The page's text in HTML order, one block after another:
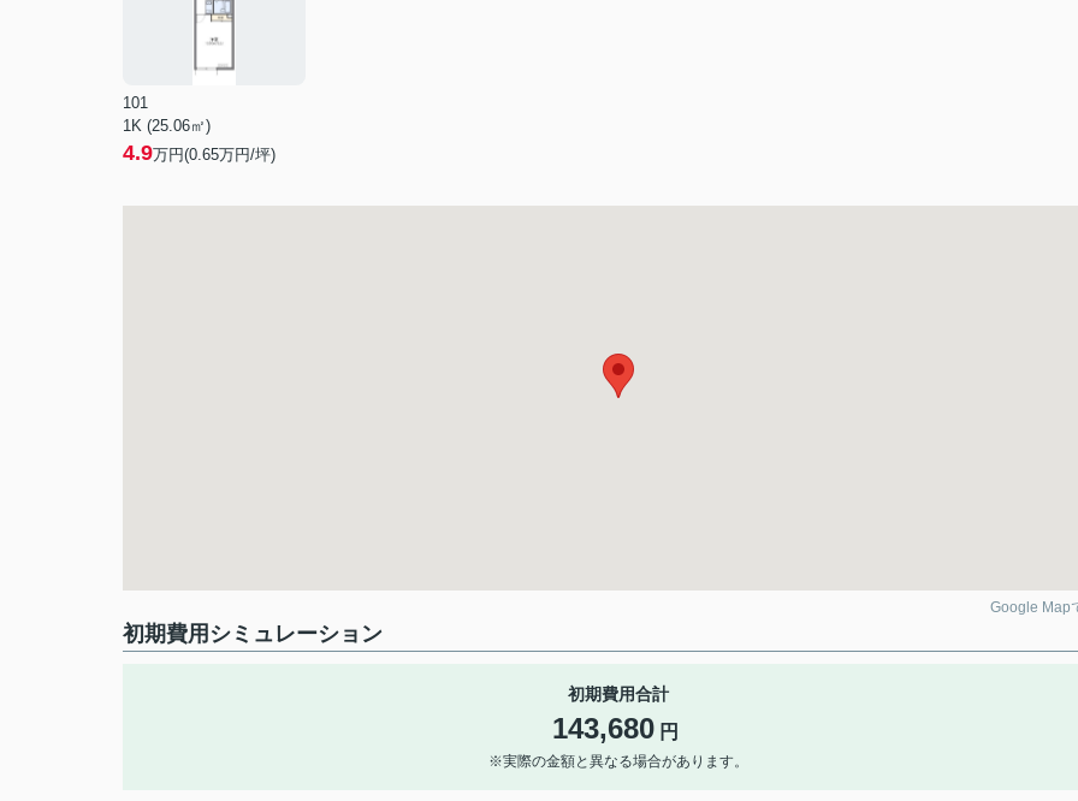
101
1K (25.06㎡)
4.9万円(0.65万円/坪)
Google Map
初期費用シミュレーション
初期費用合計
143,680 円
※実際の金額と異なる場合があります。